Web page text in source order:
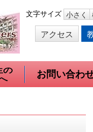
本
文字サイズ 小さく
アクセス
の お問い合わ